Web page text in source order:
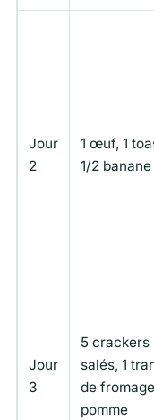
Jour
2
1 œuf, 1
1/2 banane
Jour
3
5 crackers
salés, 1
de
pomme